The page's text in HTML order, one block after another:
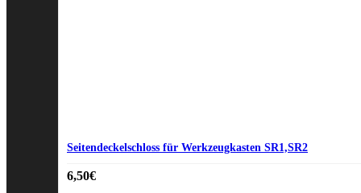
Seitendeckelschloss für Werkzeugkasten SR1,SR2
6,50€